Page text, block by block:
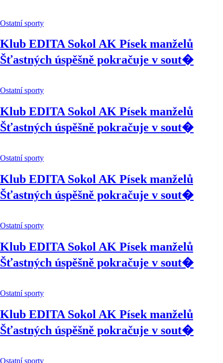
Ostatní sporty
Klub EDITA Sokol AK Písek manželů
Šťastných úspěšně pokračuje v sout�
Ostatní sporty
Klub EDITA Sokol AK Písek manželů
Šťastných úspěšně pokračuje v sout�
Ostatní sporty
Klub EDITA Sokol AK Písek manželů
Šťastných úspěšně pokračuje v sout�
Ostatní sporty
Klub EDITA Sokol AK Písek manželů
Šťastných úspěšně pokračuje v sout�
Ostatní sporty
Klub EDITA Sokol AK Písek manželů
Šťastných úspěšně pokračuje v sout�
Ostatní sporty